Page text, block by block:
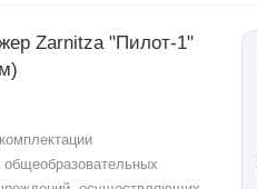
"Пилот-1"
общеобразовательных